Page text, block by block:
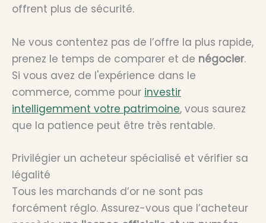
offrent plus de sécurité.
Ne vous contentez pas de l’offre la plus rapide,
prenez le temps de comparer et de négocier.
Si vous avez de l'expérience dans le
commerce, comme pour investir
intelligemment votre patrimoine, vous saurez
que la patience peut être très rentable.
Privilégier un acheteur spécialisé et vérifier sa
légalité
Tous les marchands d’or ne sont pas
forcément réglo. Assurez-vous que l’acheteur